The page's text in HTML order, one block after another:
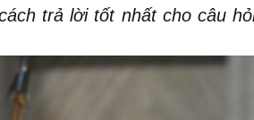
trả lời tốt nhất cho câu